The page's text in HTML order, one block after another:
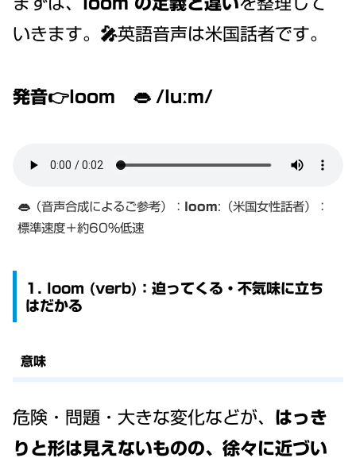
いきます。🎤英語音声は米国話者です。
発音👉loom 👄 /luːm/
👄（音声合成によるご参考）： loom:（米国女性話者）：
標準速度＋約60%低速
1. loom (verb)：迫ってくる・不気味に立ち
はだかる
意味
危険・問題・大きな変化などが、 はっき
りと形は見えないものの、徐々に近づい